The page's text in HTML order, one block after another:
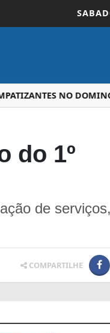
NO DOMINGO
do 1º
de
COMPARTILHE